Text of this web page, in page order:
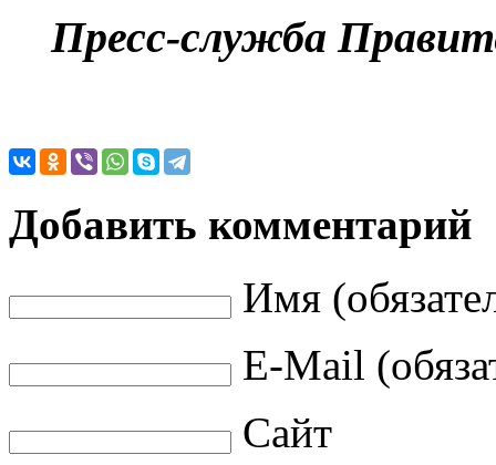
Пресс-служба
Добавить комментарий
Имя
E-Mail
Сайт